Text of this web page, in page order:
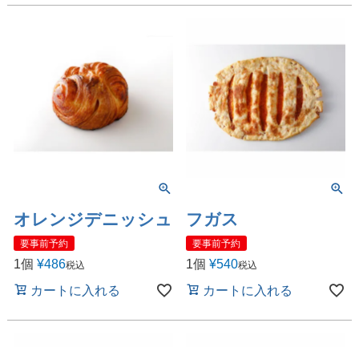
オレンジデニッシュ
要事前予約
1個 ¥486税込
カートに入れる
フガス
要事前予約
1個 ¥540税込
カートに入れる